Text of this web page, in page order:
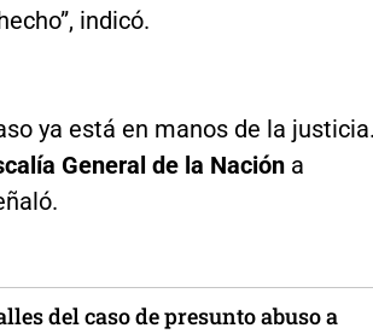
indicó.
ya está en manos de la justicia.
General de la Nacióna
del caso de presunto abuso a